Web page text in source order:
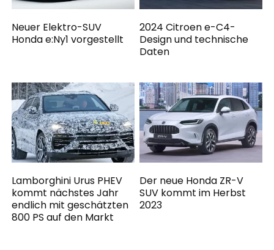
Neuer Elektro-SUV
Honda e:Ny1 vorgestellt
2024 Citroen e-C4-
Design und technische
Daten
Lamborghini Urus PHEV
kommt nächstes Jahr
endlich mit geschätzten
800 PS auf den Markt
Der neue Honda ZR-V
SUV kommt im Herbst
2023